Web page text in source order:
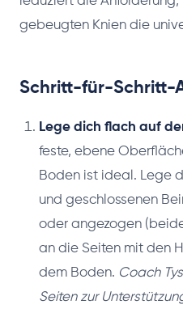
gebeugten Knien die
Schritt-für-Schritt-
Lege dich flach auf
feste, ebene
Boden ist ideal. Lege
und geschlossenen
oder angezogen
an die Seiten mit den
dem Boden. Coach
Seiten zur